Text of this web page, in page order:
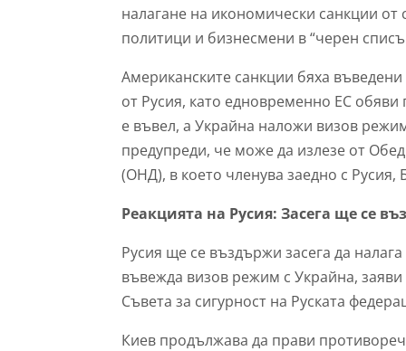
налагане на икономически санкции
политици и бизнесмени в “черен
Американските санкции бяха
от Русия, като едновременно ЕС обяви
е въвел, а Украйна наложи визов
предупреди, че може да излезе от
(ОНД), в което членува заедно с Русия,
Реакцията на Русия: Засега ще се
Русия ще се въздържи засега да
въвежда визов режим с Украйна,
Съвета за сигурност на Руската
Киев продължава да прави